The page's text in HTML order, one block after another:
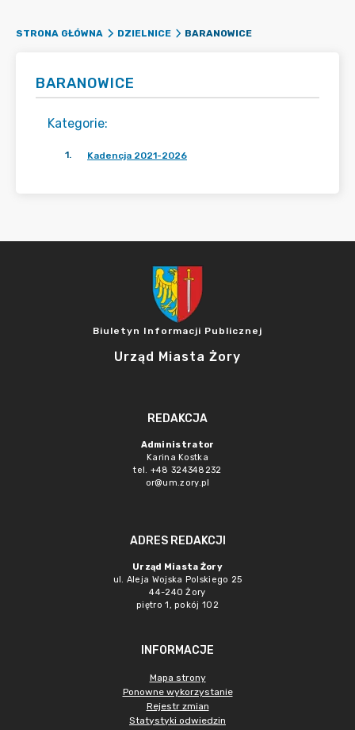
STRONA GŁÓWNA DZIELNICE BARANOWICE
BARANOWICE
Kategorie:
1. Kadencja 2021-2026
Biuletyn Informacji Publicznej
Urząd Miasta Żory
REDAKCJA
Administrator
Karina Kostka
tel. +48 324348232
or@um.zory.pl
ADRES REDAKCJI
Urząd Miasta Żory
ul. Aleja Wojska Polskiego 25
44-240 Żory
piętro 1, pokój 102
INFORMACJE
Mapa strony
Ponowne wykorzystanie
Rejestr zmian
Statystyki odwiedzin